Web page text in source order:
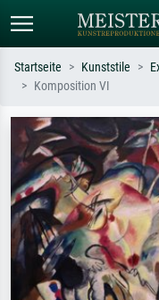
Suchen Sie nach Künstlern,
oder Stilen – z.B.
Sternennacht,
Hokusai, Akt.
Startseite Kunststile
Komposition VI